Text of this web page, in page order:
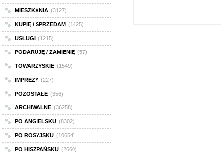
MIESZKANIA (3127)
KUPIĘ / SPRZEDAM (1425)
USŁUGI (1215)
PODARUJĘ / ZAMIENIĘ (57)
TOWARZYSKIE (1549)
IMPREZY (227)
POZOSTAŁE (356)
ARCHIWALNE (36258)
PO ANGIELSKU (8302)
PO ROSYJSKU (10654)
PO HISZPAŃSKU (2660)